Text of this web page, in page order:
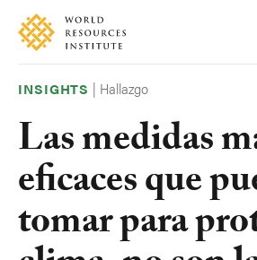
Skip
main
Accessibility
INSIGHTS | Hallazgo
Las medidas
eficaces que
tomar para